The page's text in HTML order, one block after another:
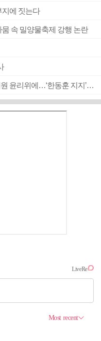
에 짓는다
속 밀양물축제 강행 논란
국힘 부산시당, ‘정이한 조력’ 시의원 윤리위에…‘한동훈 지지’도 신고접수